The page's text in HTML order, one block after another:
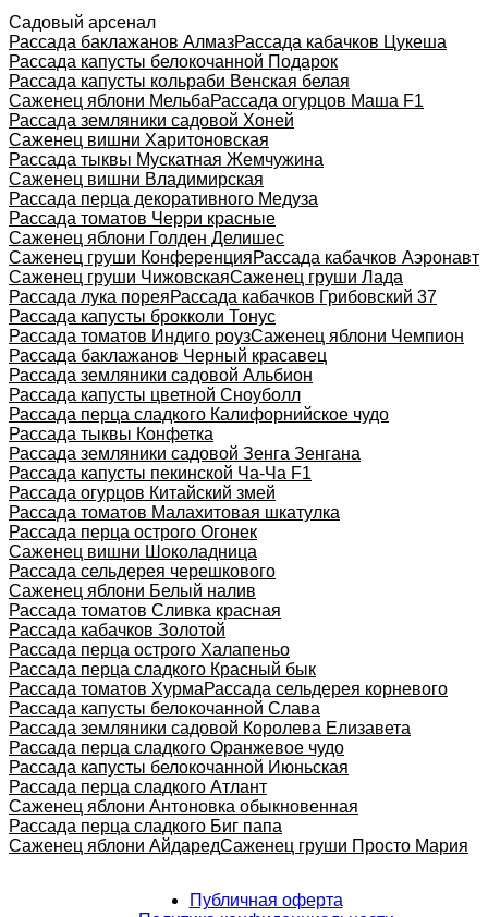
Садовый арсенал
Рассада баклажанов АлмазРассада кабачков Цукеша
Рассада капусты белокочанной Подарок
Рассада капусты кольраби Венская белая
Саженец яблони МельбаРассада огурцов Маша F1
Рассада земляники садовой Хоней
Саженец вишни Харитоновская
Рассада тыквы Мускатная Жемчужина
Саженец вишни Владимирская
Рассада перца декоративного Медуза
Рассада томатов Черри красные
Саженец яблони Голден Делишес
Саженец груши КонференцияРассада кабачков Аэронавт
Саженец груши ЧижовскаяСаженец груши Лада
Рассада лука пореяРассада кабачков Грибовский 37
Рассада капусты брокколи Тонус
Рассада томатов Индиго роузСаженец яблони Чемпион
Рассада баклажанов Черный красавец
Рассада земляники садовой Альбион
Рассада капусты цветной Сноуболл
Рассада перца сладкого Калифорнийское чудо
Рассада тыквы Конфетка
Рассада земляники садовой Зенга Зенгана
Рассада капусты пекинской Ча-Ча F1
Рассада огурцов Китайский змей
Рассада томатов Малахитовая шкатулка
Рассада перца острого Огонек
Саженец вишни Шоколадница
Рассада сельдерея черешкового
Саженец яблони Белый налив
Рассада томатов Сливка красная
Рассада кабачков Золотой
Рассада перца острого Халапеньо
Рассада перца сладкого Красный бык
Рассада томатов ХурмаРассада сельдерея корневого
Рассада капусты белокочанной Слава
Рассада земляники садовой Королева Елизавета
Рассада перца сладкого Оранжевое чудо
Рассада капусты белокочанной Июньская
Рассада перца сладкого Атлант
Саженец яблони Антоновка обыкновенная
Рассада перца сладкого Биг папа
Саженец яблони АйдаредСаженец груши Просто Мария
Публичная оферта